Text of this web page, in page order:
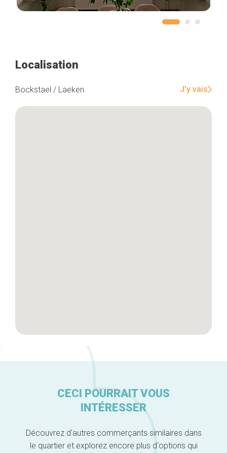
Localisation
Bockstael / Laeken J'y vais
CECI POURRAIT VOUS
INTÉRESSER
Découvrez d'autres commerçants similaires dans
le quartier et explorez encore plus d'options qui